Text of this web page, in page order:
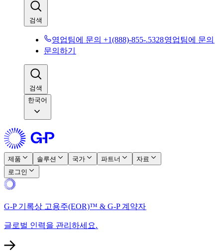
검색​​
영업팀에 문의 +1(888)-855-.5328​​영업팀에 문의​​
문의하기​​
검색​​
한국어
제품​​ 솔루션​​ 국가​​ 파트너​​
자료​​
로그인​​
G-P 기록상 고용주(EOR)™ & G-P 계약자​​
글로벌 인력을 관리하세요.​​